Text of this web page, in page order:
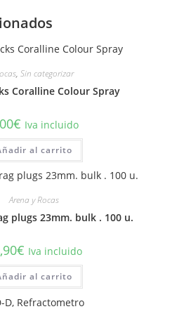
, Sin categorizar
Coralline Colour Spray
€ Iva incluido
al carrito
Arena y Rocas
plugs 23mm. bulk . 100 u.
€ Iva incluido
al carrito